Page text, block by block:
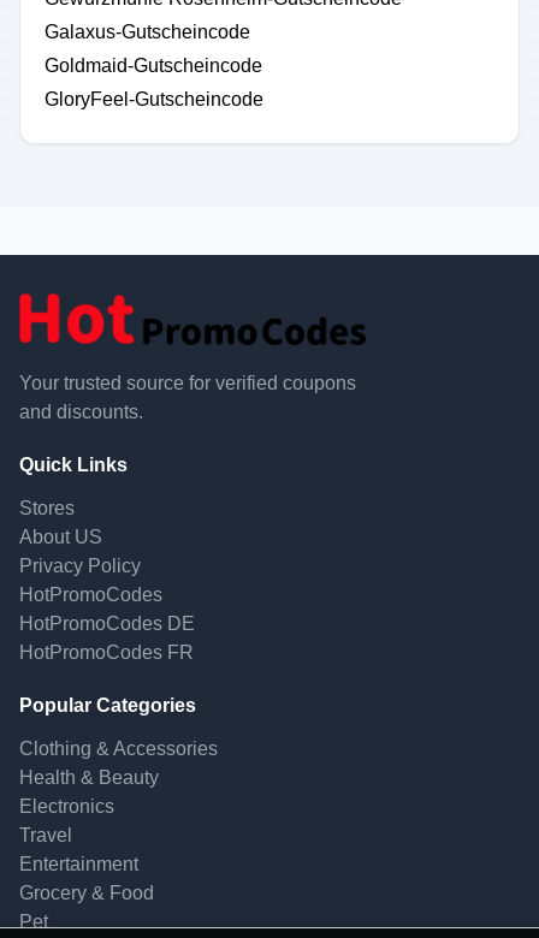
Galaxus-Gutscheincode
Goldmaid-Gutscheincode
GloryFeel-Gutscheincode
Your trusted source for verified coupons
and discounts.
Quick Links
Stores
About US
Privacy Policy
HotPromoCodes
HotPromoCodes DE
HotPromoCodes FR
Popular Categories
Clothing & Accessories
Health & Beauty
Electronics
Travel
Entertainment
Grocery & Food
Pet